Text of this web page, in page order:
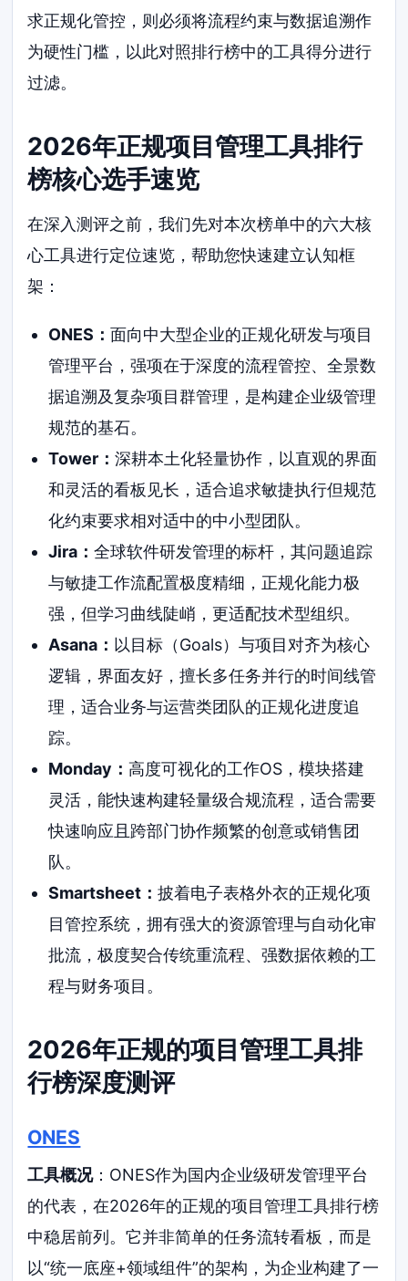
求正规化管控，则必须将流程约束与数据追溯作
为硬性门槛，以此对照排行榜中的工具得分进行
过滤。
2026年正规项目管理工具排行
榜核心选手速览
在深入测评之前，我们先对本次榜单中的六大核
心工具进行定位速览，帮助您快速建立认知框
架：
ONES： 面向中大型企业的正规化研发与项目
管理平台，强项在于深度的流程管控、全景数
据追溯及复杂项目群管理，是构建企业级管理
规范的基石。
Tower： 深耕本土化轻量协作，以直观的界面
和灵活的看板见长，适合追求敏捷执行但规范
化约束要求相对适中的中小型团队。
Jira： 全球软件研发管理的标杆，其问题追踪
与敏捷工作流配置极度精细，正规化能力极
强，但学习曲线陡峭，更适配技术型组织。
Asana： 以目标（Goals）与项目对齐为核心
逻辑，界面友好，擅长多任务并行的时间线管
理，适合业务与运营类团队的正规化进度追
踪。
Monday： 高度可视化的工作OS，模块搭建
灵活，能快速构建轻量级合规流程，适合需要
快速响应且跨部门协作频繁的创意或销售团
队。
Smartsheet： 披着电子表格外衣的正规化项
目管控系统，拥有强大的资源管理与自动化审
批流，极度契合传统重流程、强数据依赖的工
程与财务项目。
2026年正规的项目管理工具排
行榜深度测评
ONES
工具概况：ONES作为国内企业级研发管理平台
的代表，在2026年的正规的项目管理工具排行榜
中稳居前列。它并非简单的任务流转看板，而是
以“统一底座+领域组件”的架构，为企业构建了一